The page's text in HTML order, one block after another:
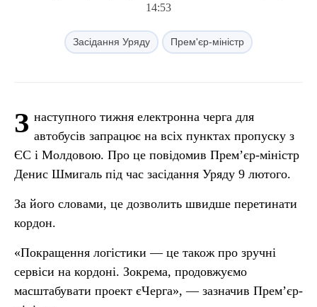
14:53
Засідання Уряду Прем'єр-міністр
З наступного тижня електронна черга для
автобусів запрацює на всіх пунктах пропуску з
ЄС і Молдовою. Про це повідомив Прем’єр-міністр
Денис Шмигаль під час засідання Уряду 9 лютого.
За його словами, це дозволить швидше перетинати
кордон.
«Покращення логістики — це також про зручні
сервіси на кордоні. Зокрема, продовжуємо
масштабувати проект єЧерга», — зазначив Прем’єр-